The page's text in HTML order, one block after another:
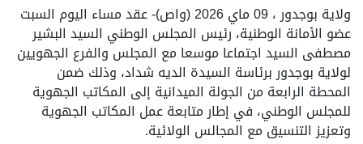
ولاية بوجدور ، 09 ماي 2026 (واص)- عقد مساء اليوم السبت
عضو الأمانة الوطنية، رئيس المجلس الوطني السيد البشير
مصطفى السيد اجتماعا موسعا مع المجلس والفرع الجهويين
لولاية بوجدور برئاسة السيدة الديه شداد، وذلك ضمن
المحطة الرابعة من الجولة الميدانية إلى المكاتب الجهوية
للمجلس الوطني، في إطار متابعة عمل المكاتب الجهوية
وتعزيز التنسيق مع المجالس الولائية.